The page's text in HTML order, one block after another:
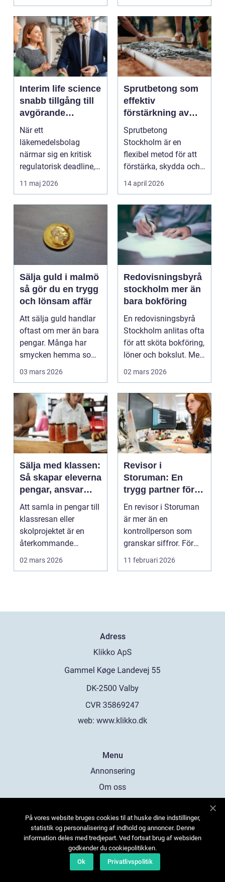
roll ...
Interim life science
snabb tillgång till
avgörande
kompetens
När ett
läkemedelsbolag
närmar sig en kritisk
regulatorisk deadline,
en medtechaktör ska
skala upp p...
11 maj 2026
Sprutbetong som
effektiv
förstärkning av
berg och betong
Sprutbetong
Stockholm är en
flexibel metod för att
förstärka, skydda och
reparer...
14 april 2026
Sälja guld i malmö
så gör du en trygg
och lönsam affär
Att sälja guld handlar
oftast om mer än bara
pengar. Många har
smycken hemma som
bär på minnen, men ...
03 mars 2026
Redovisningsbyrå
stockholm mer än
bara bokföring
En redovisningsbyrå
Stockholm anlitas ofta
för att sköta bokföring,
löner och bokslut. Men
för många...
02 mars 2026
Sälja med klassen:
Så skapar eleverna
pengar, ansvar
och gemenskap
Att samla in pengar till
klassresan eller
skolprojektet är en
återkommande
utmaning f&oum...
02 mars 2026
Revisor i
Storuman: En
trygg partner för
företagets siffror
och beslut
En revisor i Storuman
är mer än en
kontrollperson som
granskar siffror. För
mån...
11 februari 2026
Adress
web: www.klikko.dk
Menu
Annonsering
Om oss
Kontakta oss
Sitemap
På vores website bruges cookies til at huske dine indstillinger,
statistik og personalisering af indhold og annoncer. Denne
information deles med tredjepart. Ved fortsat brug af websiden
godkender du cookiepolitikken.
Ok
Privatlivspolitik